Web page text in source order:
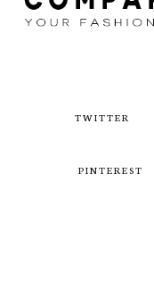
TWITTER
PINTEREST